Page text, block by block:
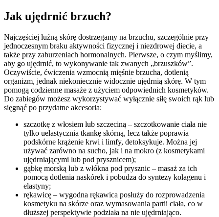
Jak ujędrnić brzuch?
Najczęściej luźną skórę dostrzegamy na brzuchu, szczególnie przy
jednoczesnym braku aktywności fizycznej i niezdrowej diecie, a
także przy zaburzeniach hormonalnych. Pierwsze, o czym myślimy,
aby go ujędrnić, to wykonywanie tak zwanych „brzuszków”.
Oczywiście, ćwiczenia wzmocnią mięśnie brzucha, dotlenią
organizm, jednak niekoniecznie widocznie ujędrnią skórę. W tym
pomogą codzienne masaże z użyciem odpowiednich kosmetyków.
Do zabiegów możesz wykorzystywać wyłącznie siłę swoich rąk lub
sięgnąć po przydatne akcesoria:
szczotkę z włosiem lub szczeciną – szczotkowanie ciała nie
tylko uelastycznia tkankę skórną, lecz także poprawia
podskórne krążenie krwi i limfy, detoksykuje. Można jej
używać zarówno na sucho, jak i na mokro (z kosmetykami
ujędrniającymi lub pod prysznicem);
gąbkę morską lub z włókna pod prysznic – masaż za ich
pomocą dotlenia naskórek i pobudza do syntezy kolagenu i
elastyny;
rękawicę – wygodna rękawica posłuży do rozprowadzenia
kosmetyku na skórze oraz wymasowania partii ciała, co w
dłuższej perspektywie podziała na nie ujędrniająco.